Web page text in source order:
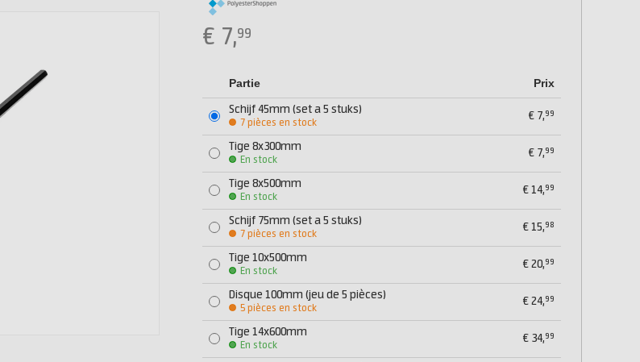
€ 7,99
Partie Prix
Schijf 45mm (set a 5 stuks)
7 pièces en stock
€ 7,99
Tige 8x300mm
En stock
€ 7,99
Tige 8x500mm
En stock
€14,99
Schijf 75mm (set a 5 stuks)
7 pièces en stock
€15,98
Tige 10x500mm
En stock
€20,99
Disque 100mm (jeu de 5 pièces)
5 pièces en stock
€24,99
Tige 14x600mm
En stock
€ 34,99